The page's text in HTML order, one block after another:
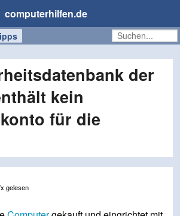
computerhilfen.de
der
kein
für die
gelesen